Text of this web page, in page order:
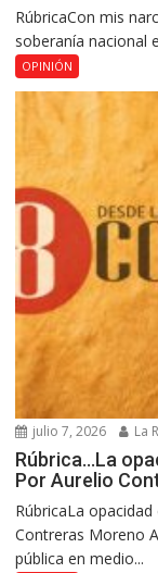
RúbricaCon mis
soberanía nacional
OPINIÓN
julio 7, 2026 La
Rúbrica…La
Por Aurelio
RúbricaLa
Contreras Moreno
pública en medio...